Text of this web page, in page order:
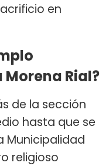
en
Rial?
de la sección
hasta que se
Municipalidad
religioso